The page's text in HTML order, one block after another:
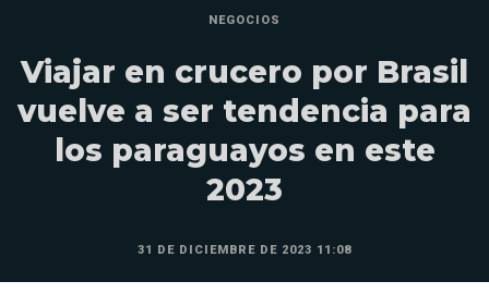
NEGOCIOS
Viajar en crucero por Brasil
vuelve a ser tendencia para
los paraguayos en este
2023
31 DE DICIEMBRE DE 2023 11:08